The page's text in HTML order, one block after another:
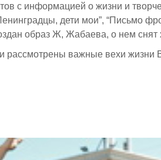
с информацией о жизни и
дети мои”, “Письмо
образ Ж, Жабаева, о нем
рассмотрены важные вехи жизни